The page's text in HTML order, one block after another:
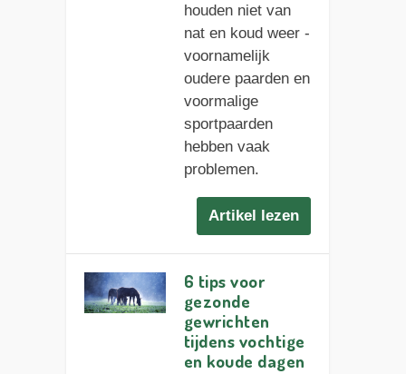
houden niet van
nat en koud weer -
voornamelijk
oudere paarden en
voormalige
sportpaarden
hebben vaak
problemen.
Artikel lezen
6 tips voor
gezonde
gewrichten
tijdens vochtige
en koude dagen